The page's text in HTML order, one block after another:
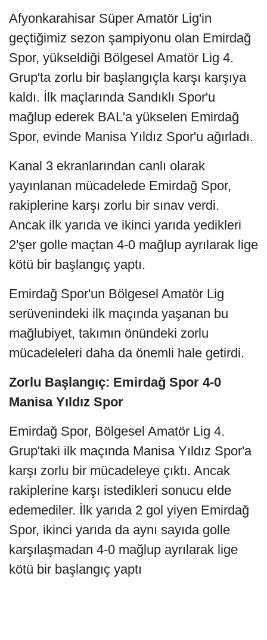
Afyonkarahisar Süper Amatör Lig'in
geçtiğimiz sezon şampiyonu olan Emirdağ
Spor, yükseldiği Bölgesel Amatör Lig 4.
Grup'ta zorlu bir başlangıçla karşı karşıya
kaldı. İlk maçlarında Sandıklı Spor'u
mağlup ederek BAL'a yükselen Emirdağ
Spor, evinde Manisa Yıldız Spor'u ağırladı.
Kanal 3 ekranlarından canlı olarak
yayınlanan mücadelede Emirdağ Spor,
rakiplerine karşı zorlu bir sınav verdi.
Ancak ilk yarıda ve ikinci yarıda yedikleri
2'şer golle maçtan 4-0 mağlup ayrılarak lige
kötü bir başlangıç yaptı.
Emirdağ Spor'un Bölgesel Amatör Lig
serüvenindeki ilk maçında yaşanan bu
mağlubiyet, takımın önündeki zorlu
mücadeleleri daha da önemli hale getirdi.
Zorlu Başlangıç: Emirdağ Spor 4-0
Manisa Yıldız Spor
Emirdağ Spor, Bölgesel Amatör Lig 4.
Grup'taki ilk maçında Manisa Yıldız Spor'a
karşı zorlu bir mücadeleye çıktı. Ancak
rakiplerine karşı istedikleri sonucu elde
edemediler. İlk yarıda 2 gol yiyen Emirdağ
Spor, ikinci yarıda da aynı sayıda golle
karşılaşmadan 4-0 mağlup ayrılarak lige
kötü bir başlangıç yaptı